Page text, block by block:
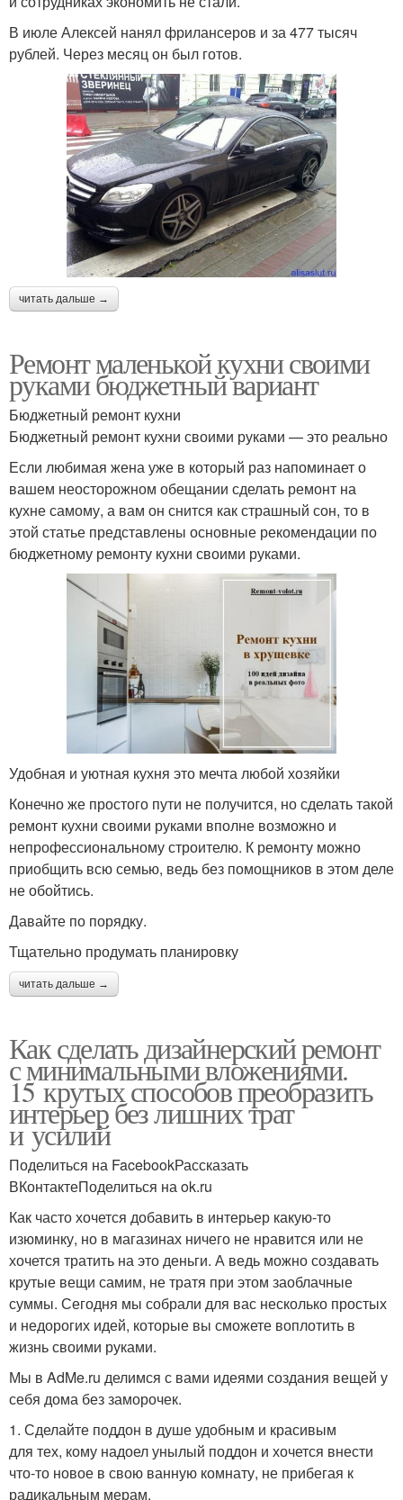
В июле Алексей нанял фрилансеров и за 477 тысяч
рублей. Через месяц он был готов.
читать дальше →
Ремонт маленькой кухни своими
руками бюджетный вариант
Бюджетный ремонт кухни
Бюджетный ремонт кухни своими руками — это реально
Если любимая жена уже в который раз напоминает о
вашем неосторожном обещании сделать ремонт на
кухне самому, а вам он снится как страшный сон, то в
этой статье представлены основные рекомендации по
бюджетному ремонту кухни своими руками.
Удобная и уютная кухня это мечта любой хозяйки
Конечно же простого пути не получится, но сделать такой
ремонт кухни своими руками вполне возможно и
непрофессиональному строителю. К ремонту можно
приобщить всю семью, ведь без помощников в этом деле
не обойтись.
Давайте по порядку.
Тщательно продумать планировку
читать дальше →
Как сделать дизайнерский ремонт
с минимальными вложениями.
15 крутых способов преобразить
интерьер без лишних трат
и усилий
Поделиться на FacebookРассказать
ВКонтактеПоделиться на ok.ru
Как часто хочется добавить в интерьер какую-то
изюминку, но в магазинах ничего не нравится или не
хочется тратить на это деньги. А ведь можно создавать
крутые вещи самим, не тратя при этом заоблачные
суммы. Сегодня мы собрали для вас несколько простых
и недорогих идей, которые вы сможете воплотить в
жизнь своими руками.
Мы в AdMe.ru делимся с вами идеями создания вещей у
себя дома без заморочек.
1. Сделайте поддон в душе удобным и красивым
для тех, кому надоел унылый поддон и хочется внести
что-то новое в свою ванную комнату, не прибегая к
радикальным мерам.